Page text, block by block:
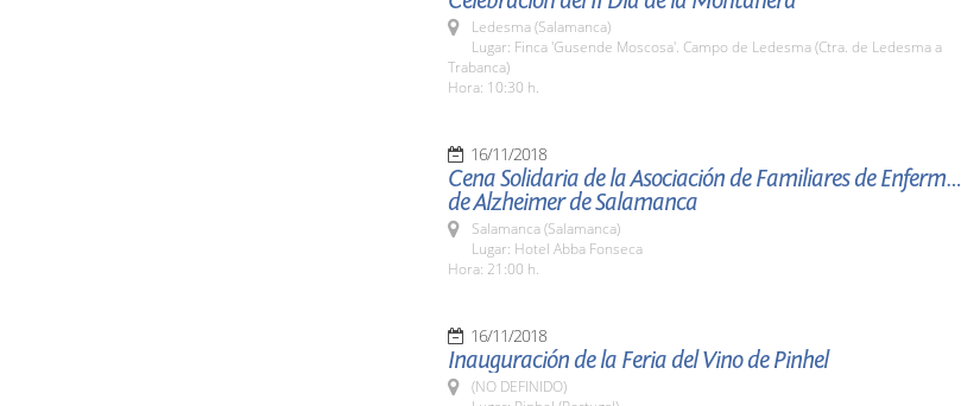
Ledesma (Salamanca)
Lugar: Finca 'Gusende Moscosa'. Campo de Ledesma (Ctra. de Ledesma a
Trabanca)
Hora: 10:30 h.
16/11/2018
Cena Solidaria de la Asociación de Familiares de Enfermos
de Alzheimer de Salamanca
Salamanca (Salamanca)
Lugar: Hotel Abba Fonseca
Hora: 21:00 h.
16/11/2018
Inauguración de la Feria del Vino de Pinhel
(NO DEFINIDO)